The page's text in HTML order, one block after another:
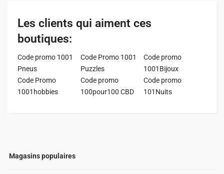
Magasins populaires
Les clients qui aiment ces
boutiques:
Code promo 1001
Pneus
Code Promo 1001
Puzzles
Code promo
1001Bijoux
Code Promo
1001hobbies
Code promo
100pour100 CBD
Code promo
101Nuits